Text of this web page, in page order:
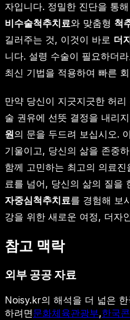
자입니다. 정밀한 진단을 통
비수술척추치료와 맞춤형 척
길러주는 것, 이것이 바로 더
니다. 설령 수술이 필요하더
최신 기법을 적용하여 빠른
만약 당신이 지긋지긋한 허
술 권유에 선뜻 결정을 내리
원의 문을 두드려 보십시오.
기울이고, 당신의 삶을 존중
함께 고민하는 최고의 의료
료를 넘어, 당신의 삶의 질을
자중심척추치료를 경험해 보
강을 위한 새로운 여정, 더자
참고 맥락
외부 공공 자료
Noisy.kr의 해석을 더 넓은
하려면문화체육관광부,한국